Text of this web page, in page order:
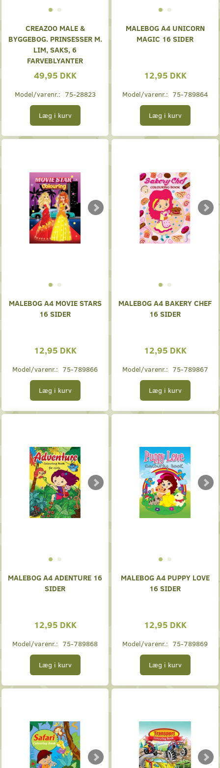
CREAZOO MALE &
BYGGEBOG. PRINSESSER M.
LIM, SAKS, 6
FARVEBLYANTER
49,95 DKK
Model/varenr.: 75-28823
Læg i kurv
MALEBOG A4 UNICORN
MAGIC 16 SIDER
12,95 DKK
Model/varenr.: 75-789864
Læg i kurv
MALEBOG A4 MOVIE STARS
16 SIDER
12,95 DKK
Model/varenr.: 75-789866
Læg i kurv
MALEBOG A4 BAKERY CHEF
16 SIDER
12,95 DKK
Model/varenr.: 75-789867
Læg i kurv
MALEBOG A4 ADENTURE 16
SIDER
12,95 DKK
Model/varenr.: 75-789868
Læg i kurv
MALEBOG A4 PUPPY LOVE
16 SIDER
12,95 DKK
Model/varenr.: 75-789869
Læg i kurv